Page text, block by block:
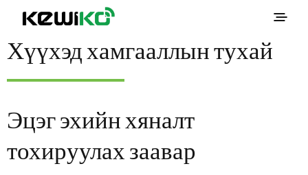
Хүүхэд хамгааллын тухай
Эцэг эхийн хяналт
тохируулах заавар